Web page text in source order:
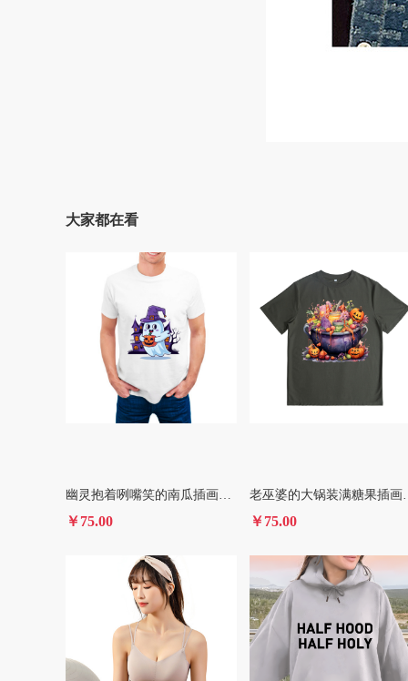
大家都在看
幽灵抱着咧嘴笑的南瓜插画印花图案 卫衣/T恤印花图案
￥75.00
老巫婆的大
￥75.00